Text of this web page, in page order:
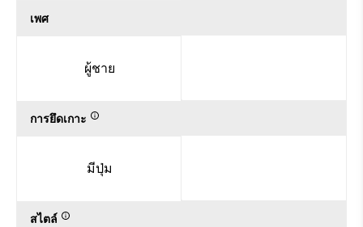
เพศ
ผู้ชาย
การยึดเกาะ
มีปุ่ม
สไตล์